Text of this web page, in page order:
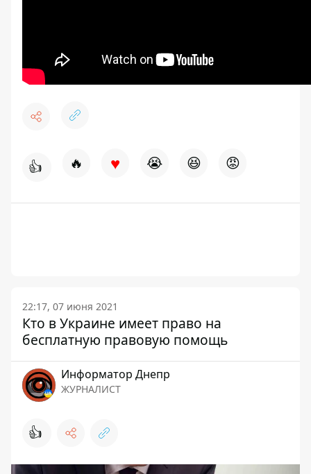
👍 🔥 ♥ 😭 😆 😡
22:17, 07 июня 2021
Кто в Украине имеет право на
бесплатную правовую помощь
Информатор Днепр
ЖУРНАЛИСТ
👍